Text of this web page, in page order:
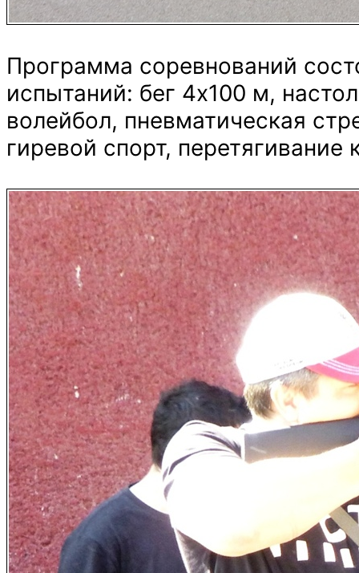
Программа соревнований
испытаний: бег 4х100 м,
волейбол, пневматическая
гиревой спорт, перетягивание